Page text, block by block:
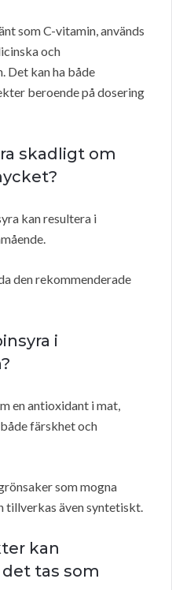
som C-vitamin, används
och
Det kan ha både
beroende på dosering
skadligt om
kan resultera i
den rekommenderade
i
en antioxidant i mat,
färskhet och
som mogna
tillverkas även syntetiskt.
kan
tas som